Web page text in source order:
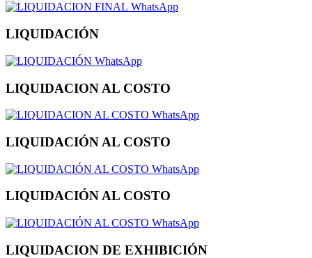
WhatsApp
LIQUIDACIÓN
WhatsApp
LIQUIDACION AL COSTO
WhatsApp
LIQUIDACIÓN AL COSTO
WhatsApp
LIQUIDACIÓN AL COSTO
WhatsApp
LIQUIDACION DE EXHIBICIÓN